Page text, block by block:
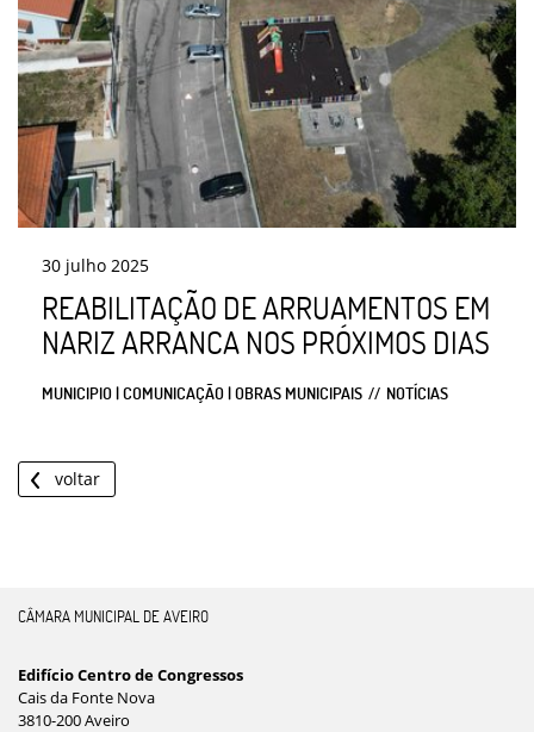
30 julho 2025
REABILITAÇÃO DE ARRUAMENTOS EM
NARIZ ARRANCA NOS PRÓXIMOS DIAS
MUNICIPIO | COMUNICAÇÃO | OBRAS MUNICIPAIS NOTÍCIAS
voltar
CÂMARA MUNICIPAL DE AVEIRO
Edifício Centro de Congressos
Cais da Fonte Nova
3810-200 Aveiro